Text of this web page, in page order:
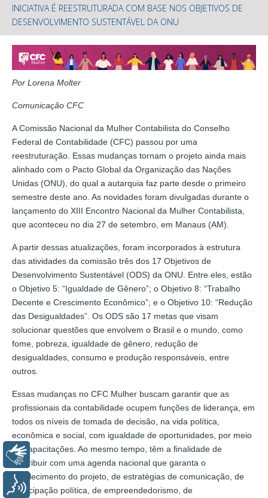
INICIATIVA É REESTRUTURADA COM BASE NOS OBJETIVOS DE
DESENVOLVIMENTO SUSTENTÁVEL DA ONU
Por Lorena Molter
Comunicação CFC
A Comissão Nacional da Mulher Contabilista do Conselho
Federal de Contabilidade (CFC) passou por uma
reestruturação. Essas mudanças tornam o projeto ainda mais
alinhado com o Pacto Global da Organização das Nações
Unidas (ONU), do qual a autarquia faz parte desde o primeiro
semestre deste ano. As novidades foram divulgadas durante o
lançamento do XIII Encontro Nacional da Mulher Contabilista,
que aconteceu no dia 27 de setembro, em Manaus (AM).
A partir dessas atualizações, foram incorporados à estrutura
das atividades da comissão três dos 17 Objetivos de
Desenvolvimento Sustentável (ODS) da ONU. Entre eles, estão
o Objetivo 5: “Igualdade de Gênero”; o Objetivo 8: “Trabalho
Decente e Crescimento Econômico”; e o Objetivo 10: “Redução
das Desigualdades”. Os ODS são 17 metas que visam
solucionar questões que envolvem o Brasil e o mundo, como
fome, pobreza, igualdade de gênero, redução de
desigualdades, consumo e produção responsáveis, entre
outros.
Essas mudanças no CFC Mulher buscam garantir que as
profissionais da contabilidade ocupem funções de liderança, em
todos os níveis de tomada de decisão, na vida política,
econômica e social, com igualdade de oportunidades, por meio
de capacitações. Ao mesmo tempo, têm a finalidade de
contribuir com uma agenda nacional que garanta o
fortalecimento do projeto, de estratégias de comunicação, de
participação política, de empreendedorismo, de
Libras